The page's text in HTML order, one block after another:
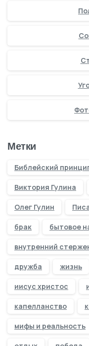
Метки
Библейский
Виктория Гулина
Олег Гулин
брак бытовое
внутренний
дружба жизнь
иисус христос
капелланство
мифы и реальность